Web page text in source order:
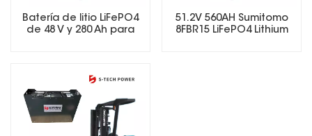
Batería de litio LiFePO4
de 48 V y 280 Ah para
51.2V 560AH Sumitomo
8FBR15 LiFePO4 Lithium